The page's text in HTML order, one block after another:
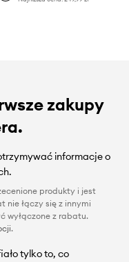
zakupy
informacje o
produkty i jest
nie łączy się z innymi
wyłączone z rabatu.
.
tylko to, co